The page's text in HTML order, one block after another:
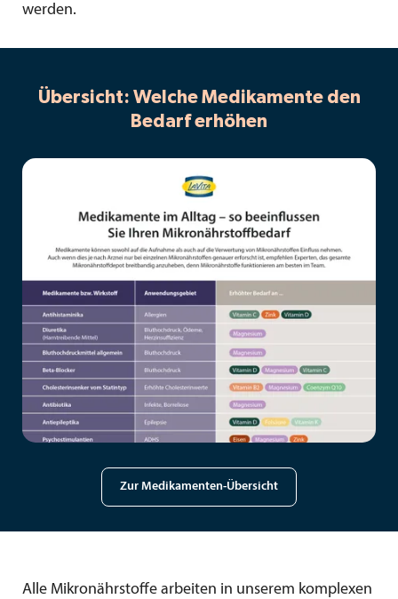
werden.
Übersicht: Welche Medikamente den
Bedarf erhöhen
Zur Medikamenten-Übersicht
Alle Mikronährstoffe arbeiten in unserem komplexen